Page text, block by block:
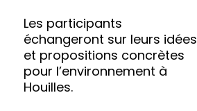
Les participants
échangeront sur leurs idées
et propositions concrètes
pour l’environnement à
Houilles.